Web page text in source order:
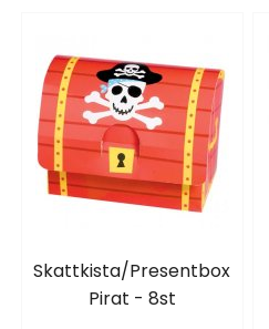
Skattkista/Presentbox
Pirat - 8st